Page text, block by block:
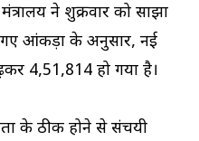
ने शुक्रवार को साझा
गए आंकड़ों के अनुसार, नई
4,51,814 हो गया है।
के ठीक होने से संचयी